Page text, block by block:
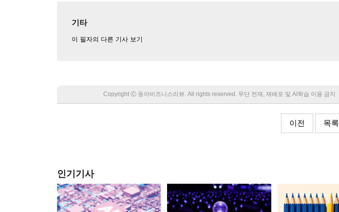
기타
이 필자의 다른 기사 보기
Copyright Ⓒ 동아비즈니스리뷰. All rights reserved. 무단 전재, 재배포 및 AI학습 이용 금지
이전 목록
인기기사